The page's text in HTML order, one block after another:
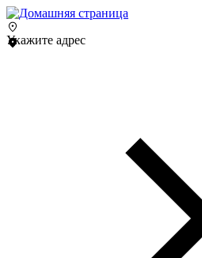
Укажите адрес